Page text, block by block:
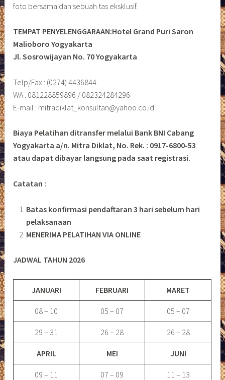
foto bersama dan sebuah tas eksklusif.
TEMPAT PENYELENGGARAAN:Hotel Grand Puri Saron
Malioboro Yogyakarta
Jl. Sosrowijayan No. 70 Yogyakarta
Telp/Fax : (0274) 4436844
WA : 081228859896 / 082324284296
E-mail : mitradiklat_konsultan@yahoo.co.id
Biaya Pelatihan ditransfer melalui Bank BNI Cabang
Yogyakarta a/n. Mitra Diklat, No. Rek. : 0917-6800-53
atau dapat dibayar langsung pada saat registrasi.
Catatan :
Batas konfirmasi pendaftaran 3 hari sebelum hari
pelaksanaan
MENERIMA PELATIHAN VIA ONLINE
JADWAL TAHUN 2026
JANUARI FEBRUARI MARET
08 – 10 05 – 07 05 – 07
29 – 31 26 – 28 26 – 28
APRIL MEI JUNI
09 – 11 07 – 09 11 – 13